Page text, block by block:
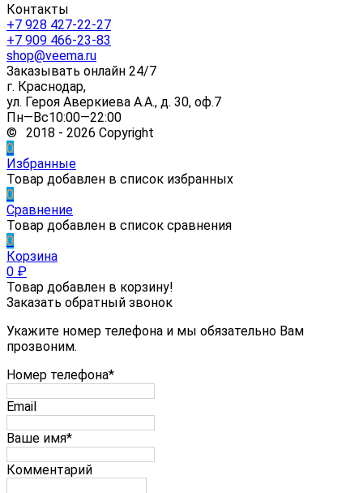
Контакты
+7 928 427-22-27
+7 909 466-23-83
shop@veema.ru
Заказывать онлайн 24/7
г. Краснодар,
ул. Героя Аверкиева А.А., д. 30, оф.7
Пн—Вс10:00—22:00
© 2018 - 2026 Copyright
0
Избранные
Товар добавлен в список избранных
0
Сравнение
Товар добавлен в список сравнения
0
Корзина
0 ₽
Товар добавлен в корзину!
Заказать обратный звонок
Укажите номер телефона и мы обязательно Вам
прозвоним.
Номер телефона*
Email
Ваше имя*
Комментарий